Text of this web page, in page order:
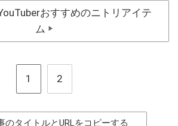
おすすめのニトリアイテ
ム ▶
1 2
のタイトルとURLをコピーする